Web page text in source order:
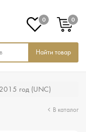
Найти товар
0 0
год (UNC)
В каталог